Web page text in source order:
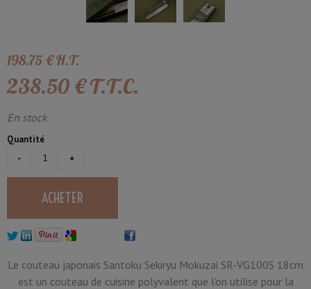
198.75 €H.T.
238.50 €T.T.C.
En stock
Quantité
Le couteau japonais Santoku Sekiryu Mokuzai SR-VG100S 18cm
est un couteau de cuisine polyvalent que l’on utilise pour la